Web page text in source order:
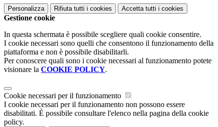
Personalizza Rifiuta tutti i cookies Accetta tutti i cookies
Gestione cookie
In questa schermata è possibile scegliere quali cookie consentire.
I cookie necessari sono quelli che consentono il funzionamento della
piattaforma e non è possibile disabilitarli.
Per conoscere quali sono i cookie necessari al funzionamento potete
visionare la COOKIE POLICY.
Cookie necessari per il funzionamento
I cookie necessari per il funzionamento non possono essere
disabilitati. È possibile consultare l'elenco nella pagina della cookie
policy.